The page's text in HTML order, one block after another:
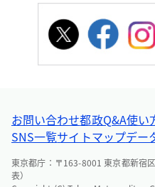
お問い合わせ都政Q&A使い
SNS一覧サイトマップデー
東京都庁：〒163-8001 東京都新宿
表）